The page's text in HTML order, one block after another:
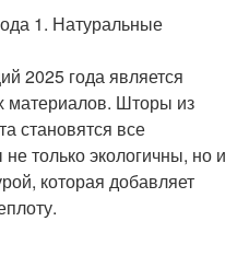
1. Натуральные
2025 года является
материалов. Шторы из
становятся все
только экологичны, но и
которая добавляет